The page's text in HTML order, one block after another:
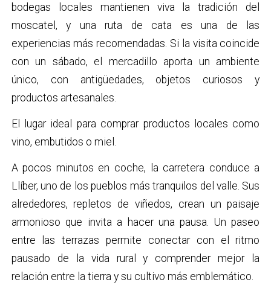
bodegas locales mantienen viva la tradición del
moscatel, y una ruta de cata es una de las
experiencias más recomendadas. Si la visita coincide
con un sábado, el mercadillo aporta un ambiente
único, con antigüedades, objetos curiosos y
productos artesanales.
El lugar ideal para comprar productos locales como
vino, embutidos o miel.
A pocos minutos en coche, la carretera conduce a
Llíber, uno de los pueblos más tranquilos del valle. Sus
alrededores, repletos de viñedos, crean un paisaje
armonioso que invita a hacer una pausa. Un paseo
entre las terrazas permite conectar con el ritmo
pausado de la vida rural y comprender mejor la
relación entre la tierra y su cultivo más emblemático.